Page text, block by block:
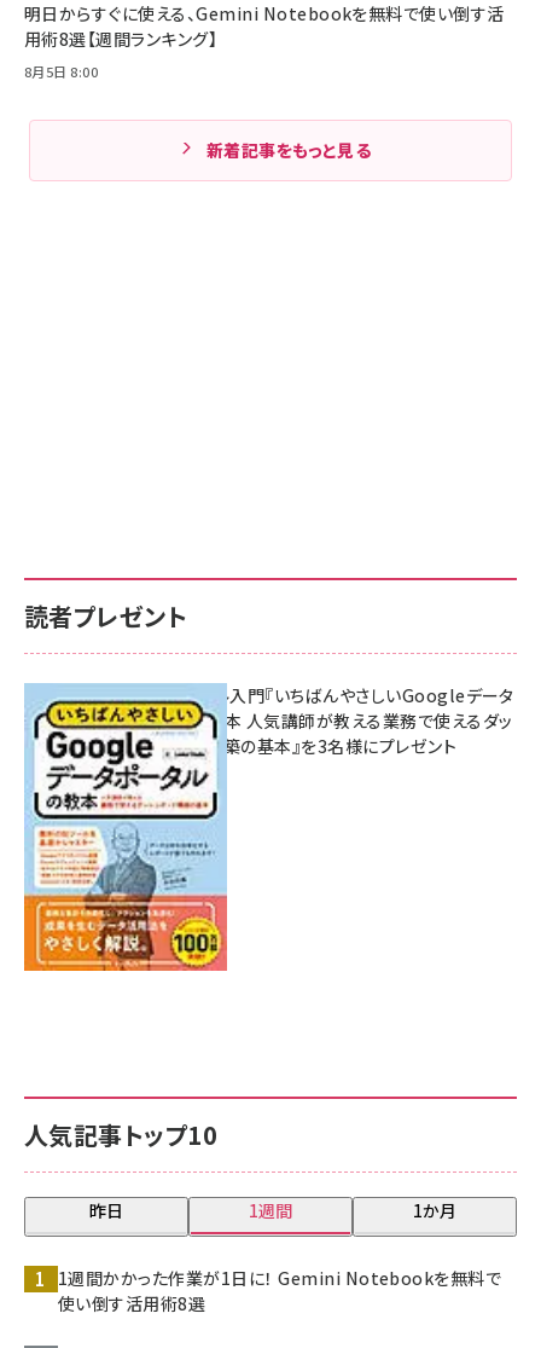
明日からすぐに使える、Gemini Notebookを無料で使い倒す活
用術8選【週間ランキング】
8月5日 8:00
新着記事をもっと見る
人気記事トップ10
昨日 1週間 1か月
1週間かかった作業が1日に！ Gemini Notebookを無料で
使い倒す活用術8選
読者プレゼント
無料BIツール入門『いちばんやさしいGoogleデータ
ポータルの教本 人気講師が教える業務で使えるダッ
シュボード構築の基本』を3名様にプレゼント
7月31日 10:00